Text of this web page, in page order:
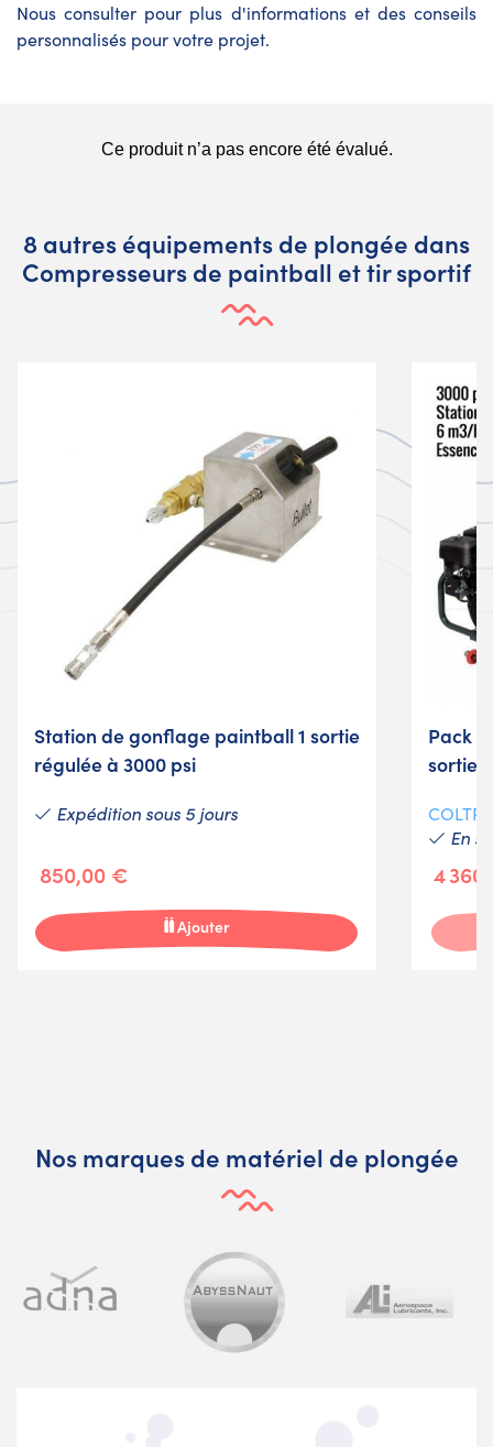
Nous consulter pour plus d'informations et des conseils
personnalisés pour votre projet.
8 autres équipements de plongée dans
Compresseurs de paintball et tir sportif
Station de gonflage paintball 1 sortie
régulée à 3000 psi
Expédition sous 5 jours
850,00 €
Ajouter
Pack
sorties
COLTRI
En
4
Nos marques de matériel de plongée